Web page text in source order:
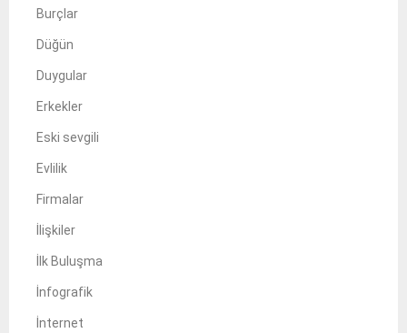
Burçlar
Düğün
Duygular
Erkekler
Eski sevgili
Evlilik
Firmalar
İlişkiler
İlk Buluşma
İnfografik
İnternet